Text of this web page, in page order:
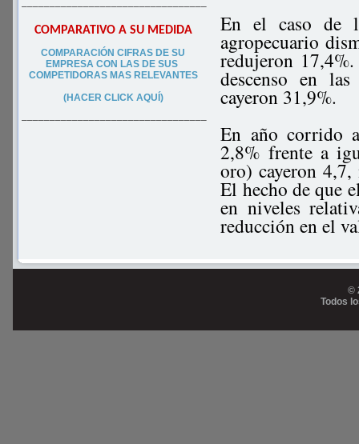
–––––––––––––––––––––––––––––––––
COMPARATIVO A SU MEDIDA
COMPARACIÓN CIFRAS DE SU
EMPRESA CON LAS DE SUS
COMPETIDORAS MAS RELEVANTES
(HACER CLICK AQUÍ)
–––––––––––––––––––––––––––––––––
En el caso de
agropecuario
redujeron
descenso en
cayeron 31,9%.
En año corrido
2,8% frente a
oro) cayeron
El hecho de que
en niveles
reducción en el
©
Todos